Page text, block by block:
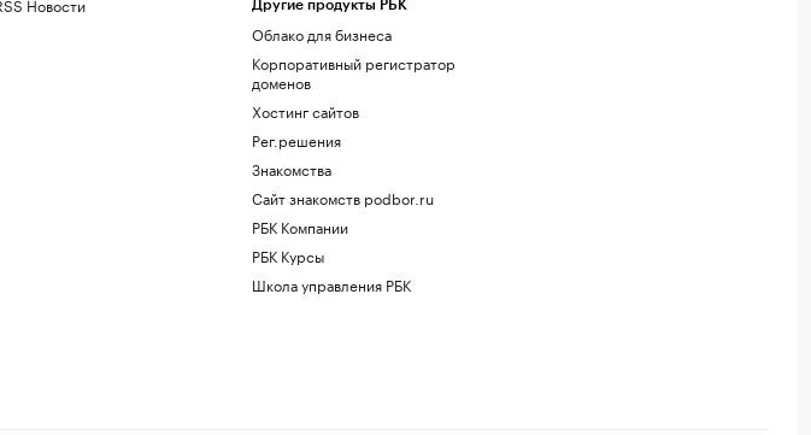
Другие продукты РБК
Облако для бизнеса
Корпоративный регистратор
доменов
Хостинг сайтов
Рег.решения
Знакомства
Сайт знакомств podbor.ru
РБК Компании
РБК Курсы
Школа управления РБК